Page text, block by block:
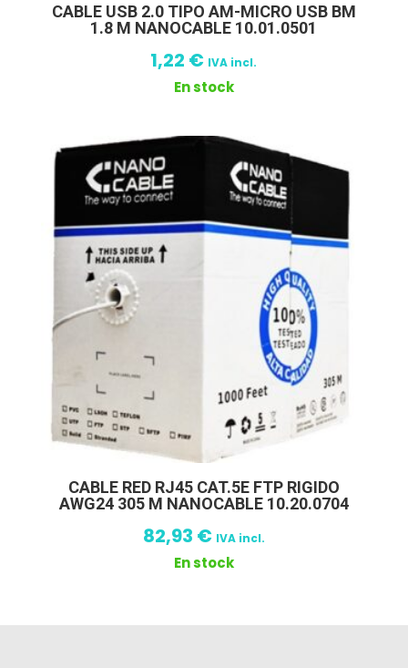
CABLE USB 2.0 TIPO AM-MICRO USB BM
1.8 M NANOCABLE 10.01.0501
1,22 € IVA incl.
En stock
CABLE RED RJ45 CAT.5E FTP RIGIDO
AWG24 305 M NANOCABLE 10.20.0704
82,93 € IVA incl.
En stock